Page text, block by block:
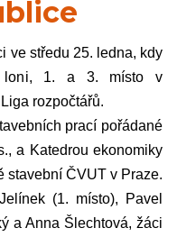
ve středu 25. ledna, kdy
loni, 1. a 3. místo v
rozpočtářů.
prací pořádané
a Katedrou ekonomiky
stavební ČVUT v Praze.
(1. místo), Pavel
a Anna Šlechtová, žáci